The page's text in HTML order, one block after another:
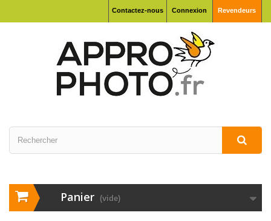
Connexion Revendeurs
Contactez-nous
Panier (vide)